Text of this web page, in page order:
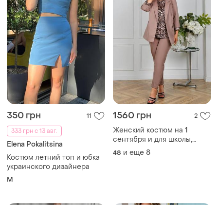
350 грн
11
333 грн с 13 авг.
Elena Pokalitsina
Костюм летний топ и юбка
украинского дизайнера
M
1560 грн 2
Женский костюм на 1
сентября и для школы,
женский деловой костюм,
женский костюм тройка с
48 и еще 8